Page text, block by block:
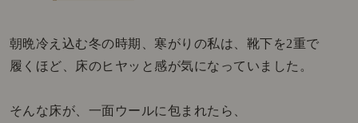
朝晩冷え込む冬の時期、寒がりの私は、靴下を2重で
履くほど、床のヒヤッと感が気になっていました。
そんな床が、一面ウールに包まれたら、